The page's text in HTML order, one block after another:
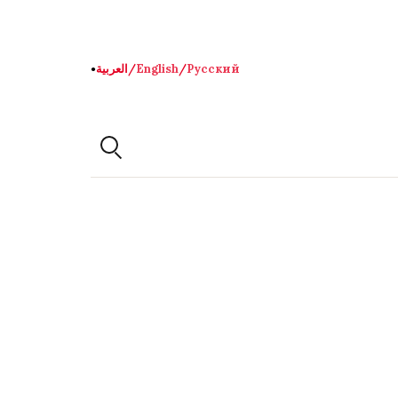
Русский
/
English
/العربية●